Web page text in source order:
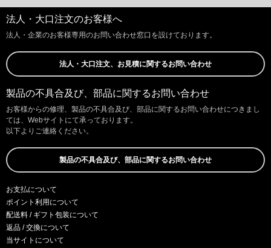
法人・大口注文のお客様へ
法人・企業のお客様専用のお問い合わせ窓口を設けております。
法人・大口注文、お見積に関するお問い合わせ
製品の不具合及び、部品に関するお問い合わせ
お客様からの修理、製品の不具合及び、部品に関するお問い合わせにつきまし
ては、Webサイトにて承っております。
以下よりご連絡ください。
製品の不具合及び、部品に関するお問い合わせ
お支払について
ポイント利用について
配送料 / ギフト包装について
返品 / 交換について
当サイトについて